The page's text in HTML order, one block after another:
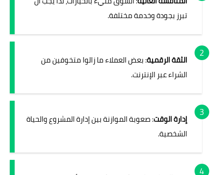
تبرز بجودة وخدمة مختلفة.
الثقة الرقمية: بعض العملاء ما زالوا متخوفين من
الشراء عبر الإنترنت.
إدارة الوقت: صعوبة الموازنة بين إدارة المشروع والحياة
الشخصية.